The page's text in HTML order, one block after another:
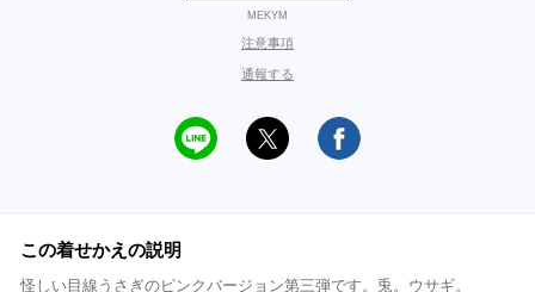
MEKYM
注意事項
通報する
この着せかえの説明
怪しい目線うさぎのピンクバージョン第三弾です。兎。ウサギ。